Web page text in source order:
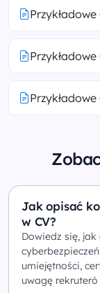
Jak opisać
w CV?
Dowiedz się,
umiejętności,
uwagę rekruteró